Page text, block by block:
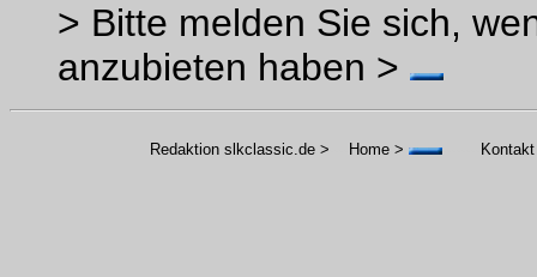
> Bitte melden Sie sich,
anzubieten haben >
Redaktion slkclassic.de > Home > --------